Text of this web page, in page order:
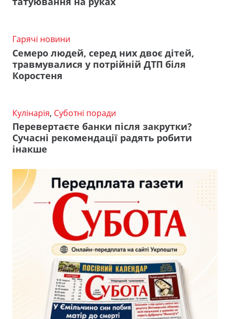
Гарячі новини
Семеро людей, серед них двоє дітей,
травмувалися у потрійній ДТП біля
Коростеня
Кулінарія, Суботні поради
Перевертаєте банки після закрутки?
Сучасні рекомендації радять робити
інакше